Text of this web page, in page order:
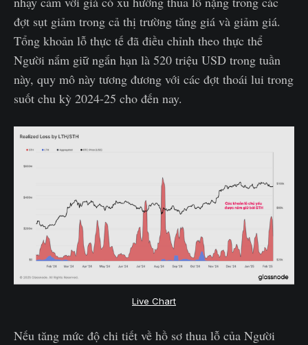
đợt sụt giảm trong cả thị trường tăng giá và giảm giá.
Tổng khoản lỗ thực tế đã điều chỉnh theo thực thể
Người nắm giữ ngắn hạn là 520 triệu USD trong tuần
này, quy mô này tương đương với các đợt thoái lui trong
suốt chu kỳ 2024-25 cho đến nay.
Live Chart
Nếu tăng mức độ chi tiết về hồ sơ thua lỗ của Người